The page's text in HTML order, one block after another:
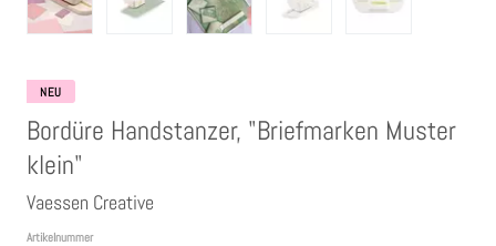
Kartendeko Embellishments
Präge-, Universal- Maskierschablonen
Papiere
NEU
Bordüre Handstanzer, "Briefmarken Muster
klein"
Vaessen Creative
Artikelnummer